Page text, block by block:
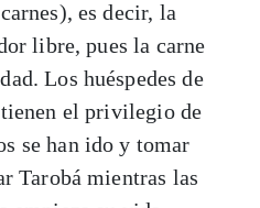
es decir, la
libre, pues la carne
Los huéspedes de
el privilegio de
se han ido y tomar
Tarobá mientras las